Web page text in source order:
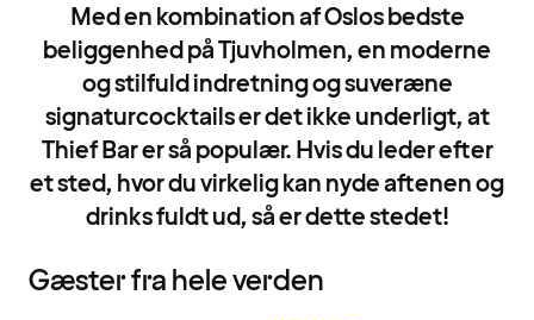
Med en kombination af Oslos bedste
beliggenhed på Tjuvholmen, en moderne
og stilfuld indretning og suveræne
signaturcocktails er det ikke underligt, at
Thief Bar er så populær. Hvis du leder efter
et sted, hvor du virkelig kan nyde aftenen og
drinks fuldt ud, så er dette stedet!
Gæster fra hele verden